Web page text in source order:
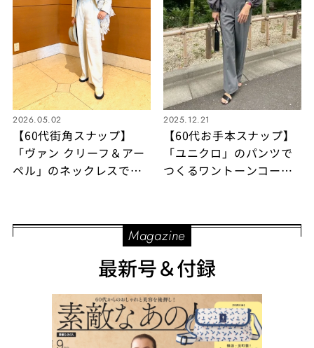
2026.05.02
【60代街角スナップ】
「ヴァン クリーフ＆アー
ペル」のネックレスで格
を着こなす大人カジュア
ルコーデ
2025.12.21
【60代お手本スナップ】
「ユニクロ」のパンツで
つくるワントーンコー
必見！
Magazine
最新号＆付録